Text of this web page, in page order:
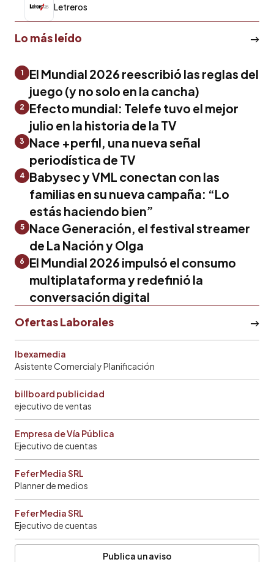
Letreros
Lo más leído
1
El Mundial 2026 reescribió las reglas del
juego (y no solo en la cancha)
2
Efecto mundial: Telefe tuvo el mejor
julio en la historia de la TV
3
Nace +perfil, una nueva señal
periodística de TV
4 Babysec y VML conectan con las
familias en su nueva campaña: “Lo
estás haciendo bien”
5
Nace Generación, el festival streamer
de La Nación y Olga
6
El Mundial 2026 impulsó el consumo
multiplataforma y redefinió la
conversación digital
Ofertas Laborales
Ibexamedia
Asistente Comercial y Planificación
billboard publicidad
ejecutivo de ventas
Empresa de Vía Pública
Ejecutivo de cuentas
Fefer Media SRL
Planner de medios
Fefer Media SRL
Ejecutivo de cuentas
Publica un aviso